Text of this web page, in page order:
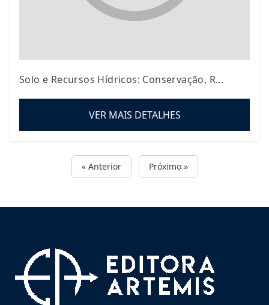
Solo e Recursos Hídricos: Conservação, R...
VER MAIS DETALHES
« Anterior Próximo »